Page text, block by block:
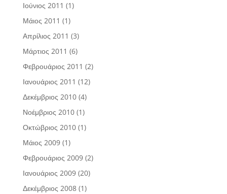
Ιούνιος 2011 (1)
Μάιος 2011 (1)
Απρίλιος 2011 (3)
Μάρτιος 2011 (6)
Φεβρουάριος 2011 (2)
Ιανουάριος 2011 (12)
Δεκέμβριος 2010(4)
Νοέμβριος 2010(1)
Οκτώβριος 2010(1)
Μάιος 2009(1)
Φεβρουάριος 2009(2)
Ιανουάριος 2009(20)
Δεκέμβριος 2008(1)